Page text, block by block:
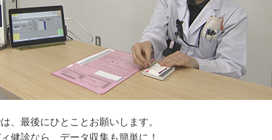
、最後にひとことお願いします。
健診なら、データ収集も簡単に！